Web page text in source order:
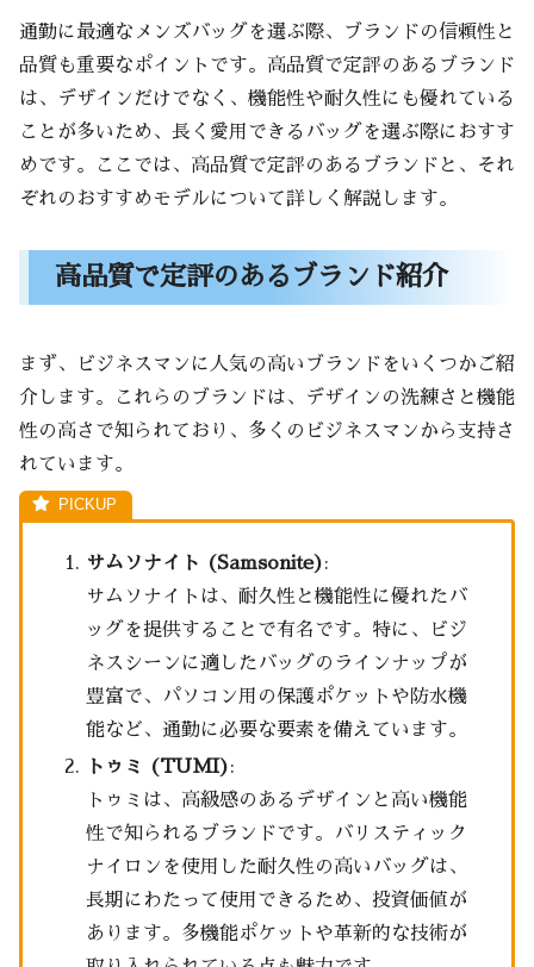
通勤に最適なメンズバッグを選ぶ際、ブランドの信頼性と
品質も重要なポイントです。高品質で定評のあるブランド
は、デザインだけでなく、機能性や耐久性にも優れている
ことが多いため、長く愛用できるバッグを選ぶ際におすす
めです。ここでは、高品質で定評のあるブランドと、それ
ぞれのおすすめモデルについて詳しく解説します。
高品質で定評のあるブランド紹介
まず、ビジネスマンに人気の高いブランドをいくつかご紹
介します。これらのブランドは、デザインの洗練さと機能
性の高さで知られており、多くのビジネスマンから支持さ
れています。
サムソナイト (Samsonite):
サムソナイトは、耐久性と機能性に優れたバ
ッグを提供することで有名です。特に、ビジ
ネスシーンに適したバッグのラインナップが
豊富で、パソコン用の保護ポケットや防水機
能など、通勤に必要な要素を備えています。
トゥミ (TUMI):
トゥミは、高級感のあるデザインと高い機能
性で知られるブランドです。バリスティック
ナイロンを使用した耐久性の高いバッグは、
長期にわたって使用できるため、投資価値が
あります。多機能ポケットや革新的な技術が